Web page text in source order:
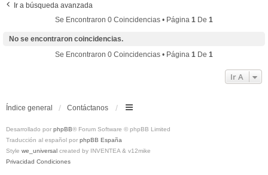
Ir a búsqueda avanzada
Se Encontraron 0 Coincidencias • Página 1 De 1
No se encontraron coincidencias.
Se Encontraron 0 Coincidencias • Página 1 De 1
Ir A
Índice general Contáctanos
Desarrollado por phpBB® Forum Software © phpBB Limited
Traducción al español por phpBB España
Style we_universal created by INVENTEA & v12mike
Privacidad Condiciones